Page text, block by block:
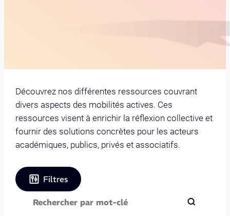
Découvrez nos différentes ressources couvrant
divers aspects des mobilités actives. Ces
ressources visent à enrichir la réflexion collective et
fournir des solutions concrètes pour les acteurs
académiques, publics, privés et associatifs.
Filtres